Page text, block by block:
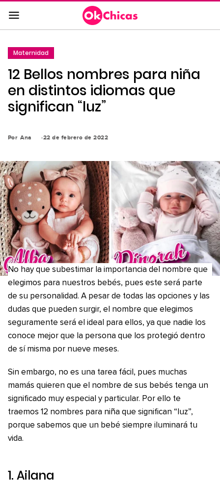
Saltar
al
contenido
la
navegación
principal
Maternidad
12 Bellos nombres para niña
en distintos idiomas que
significan “luz”
Por Ana 22 de febrero de 2022
No hay que subestimar la importancia del nombre que
elegimos para nuestros bebés, pues este será parte
de su personalidad. A pesar de todas las opciones y las
dudas que pueden surgir, el nombre que elegimos
seguramente será el ideal para ellos, ya que nadie los
conoce mejor que la persona que los protegió dentro
de sí misma por nueve meses.
Sin embargo, no es una tarea fácil, pues muchas
mamás quieren que el nombre de sus bebés tenga un
significado muy especial y particular. Por ello te
traemos 12 nombres para niña que significan “luz”,
porque sabemos que un bebé siempre iluminará tu
vida.
1. Ailana